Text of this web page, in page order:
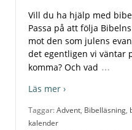
Vill du ha hjälp med
Passa på att följa
mot den som julens
det egentligen vi väntar
komma? Och vad …
Läs mer ›
Taggar:Advent, Bibelläsning,
kalender